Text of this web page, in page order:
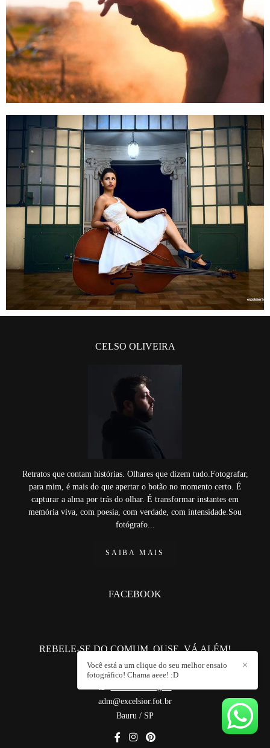
CELSO OLIVEIRA
Retratos que contam histórias. Olhares que dizem tudo.Fotografar,
para mim, é mais do que apertar o botão no momento certo. É
capturar a alma por trás do olhar. É transformar instantes em
memória viva, com poesia, com verdade, com intensidade.Sou
fotógrafo...
SAIBA MAIS
FACEBOOK
REBELE-SE DO COMUM. OUSE. VÁ ALÉM!
+55 (14) 981820571
adm@excelsior.fot.br
Bauru / SP
✕
Você está a um clique do seu melhor ensaio
fotográfico! Chama aeee! :D